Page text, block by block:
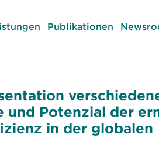
Publikationen
und Potenzial der
in der globalen